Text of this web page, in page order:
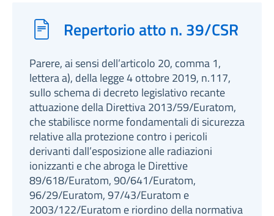
Repertorio atto n. 39/CSR
Parere, ai sensi dell’articolo 20, comma 1,
lettera a), della legge 4 ottobre 2019, n.117,
sullo schema di decreto legislativo recante
attuazione della Direttiva 2013/59/Euratom,
che stabilisce norme fondamentali di sicurezza
relative alla protezione contro i pericoli
derivanti dall’esposizione alle radiazioni
ionizzanti e che abroga le Direttive
89/618/Euratom, 90/641/Euratom,
96/29/Euratom, 97/43/Euratom e
2003/122/Euratom e riordino della normativa